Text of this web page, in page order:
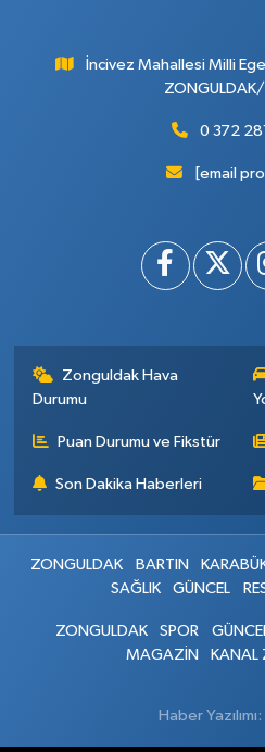
İncivez Mahallesi Milli
ZONGULDAK/
0 372
[email
Zonguldak Hava
Durumu
Puan Durumu ve Fikstür
Son Dakika Haberleri
ZONGULDAK BARTIN
SAĞLIK
GÜNCEL
ZONGULDAK SPOR
MAGAZİN
KANAL
Haber Yazılımı: